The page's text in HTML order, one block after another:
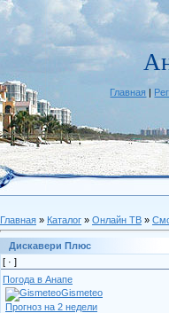
Главная |
Главная » Каталог » Онлайн ТВ »
Дискавери Плюс
[ · ]
Погода в Анапе
Gismeteo
Прогноз на 2 недели